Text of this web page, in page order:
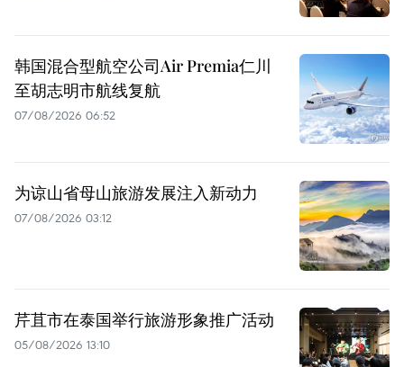
韩国混合型航空公司Air Premia仁川
至胡志明市航线复航
07/08/2026 06:52
为谅山省母山旅游发展注入新动力
07/08/2026 03:12
芹苴市在泰国举行旅游形象推广活动
05/08/2026 13:10